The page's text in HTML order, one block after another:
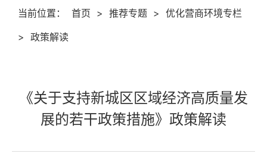
当前位置： 首页 > 推荐专题 > 优化营商环境专栏
> 政策解读
《关于支持新城区区域经济高质量发
展的若干政策措施》政策解读